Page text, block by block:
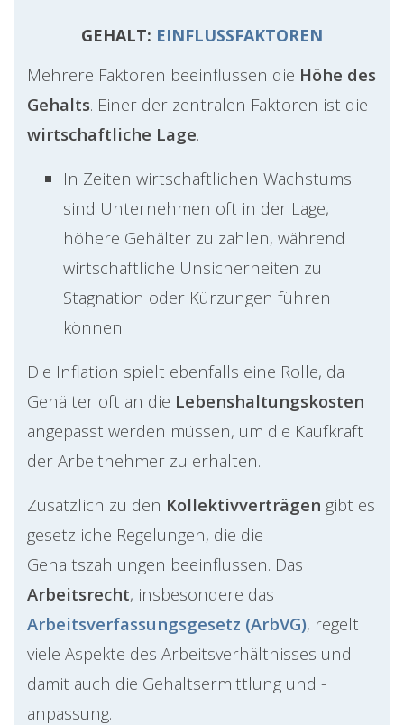
GEHALT: EINFLUSSFAKTOREN
Mehrere Faktoren beeinflussen die Höhe des
Gehalts. Einer der zentralen Faktoren ist die
wirtschaftliche Lage.
In Zeiten wirtschaftlichen Wachstums
sind Unternehmen oft in der Lage,
höhere Gehälter zu zahlen, während
wirtschaftliche Unsicherheiten zu
Stagnation oder Kürzungen führen
können.
Die Inflation spielt ebenfalls eine Rolle, da
Gehälter oft an die Lebenshaltungskosten
angepasst werden müssen, um die Kaufkraft
der Arbeitnehmer zu erhalten.
Zusätzlich zu den Kollektivverträgen gibt es
gesetzliche Regelungen, die die
Gehaltszahlungen beeinflussen. Das
Arbeitsrecht, insbesondere das
Arbeitsverfassungsgesetz (ArbVG), regelt
viele Aspekte des Arbeitsverhältnisses und
damit auch die Gehaltsermittlung und -
anpassung.